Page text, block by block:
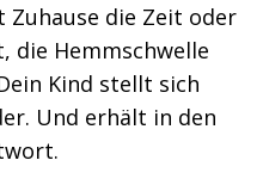
die Zeit oder
die Hemmschwelle
Kind stellt sich
Und erhält in den